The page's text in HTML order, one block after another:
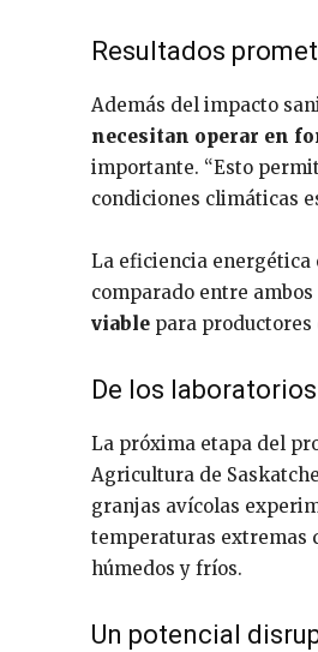
Resultados
Además del impacto
necesitan operar en
importante. “Esto
condiciones climáticas
La eficiencia energética
comparado entre
viable para
De los
La próxima etapa del
Agricultura de
granjas avícolas
temperaturas extremas
húmedos y fríos.
Un potencial